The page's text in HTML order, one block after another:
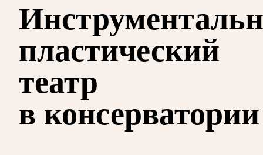
пластический
театр
в консерватории